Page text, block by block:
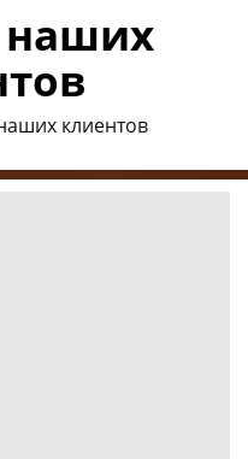
наших
клиентов